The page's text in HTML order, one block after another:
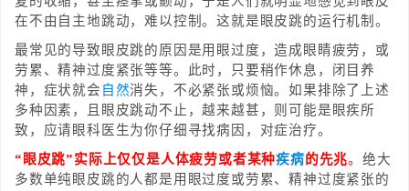
在不由自主地跳动，难以控制。这就是眼皮跳的运行机制。
最常见的导致眼皮跳的原因是用眼过度，造成眼睛疲劳，或
劳累、精神过度紧张等等。此时，只要稍作休息，闭目养
神，症状就会 自然消失，不必紧张或烦恼。如果排除了上述
多种因素，且眼皮跳动不止，越来越甚，则可能是眼疾所
致，应请眼科医生为你仔细寻找病因，对症治疗。
“眼皮跳”实际上仅仅是人体疲劳或者某种疾病的先兆。绝大
多数单纯眼皮跳的人都是用眼过度或劳累、精神过度紧张的